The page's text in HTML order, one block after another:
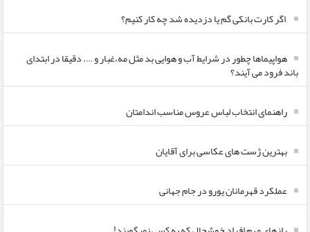
اگر کارت بانکی گم یا دزدیده شد چه کار کنیم؟
هواپیماها چطور در شرایط آب و هوایی بد مثل مه،غبار و …. دقیقا در ابتدای
باند فرود می آیند؟
راهنمای انتخاب لباس عروس مناسب اندامتان
بهترین ژست های عکاسی برای آقایان
عملکرد قهرمانان یورو در جام جهانی